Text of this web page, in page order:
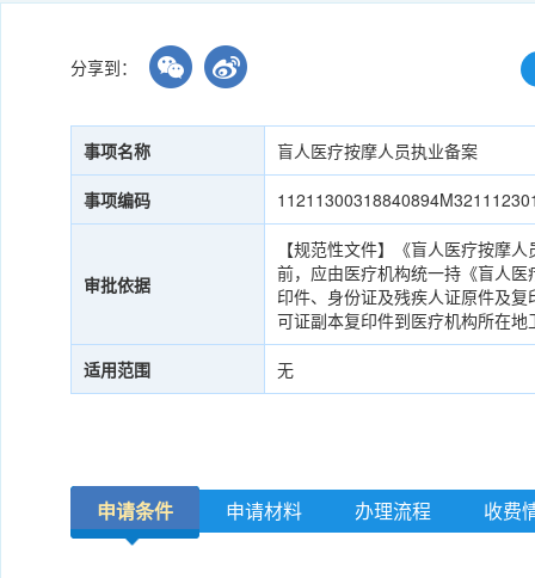
分享到：
事项名称 盲人医疗按摩人员执业备案
事项编码
审批依据
【规范性文件】《盲人医疗按摩
前，应由医疗机构统一持《盲人
印件、身份证及残疾人证原件及
可证副本复印件到医疗机构所在
适用范围 无
申请条件 申请材料 办理流程 收费